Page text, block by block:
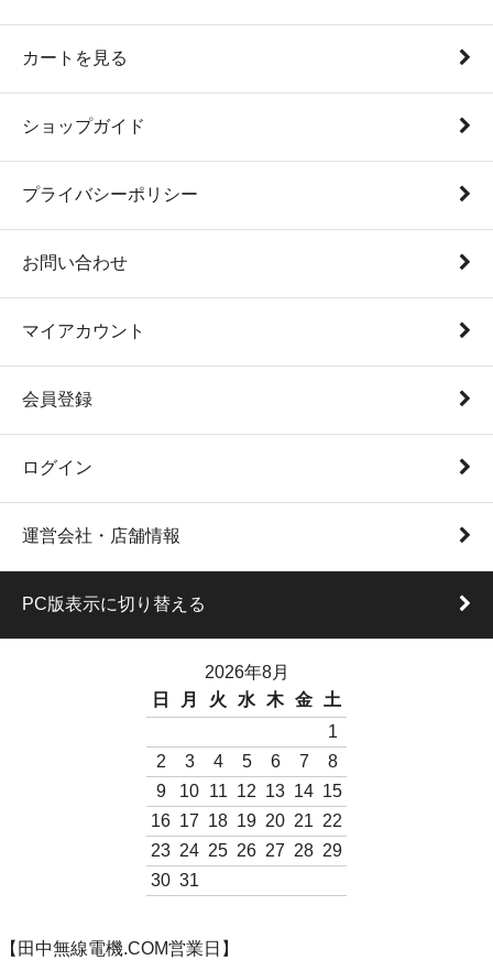
カートを見る
ショップガイド
プライバシーポリシー
お問い合わせ
マイアカウント
会員登録
ログイン
運営会社・店舗情報
PC版表示に切り替える
2026年8月
日
月 火 水 木 金
土
1
2
3 4 5 6 7
8
9
10 11 12 13 14 15
16 17 18 19 20 21 22
23 24 25 26 27 28 29
30 31
【田中無線電機.COM営業日】